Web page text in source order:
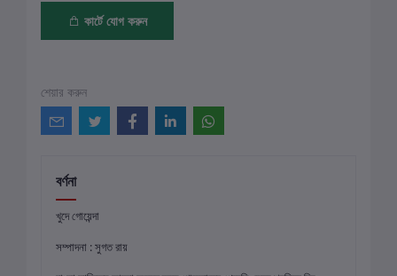
কার্টে যোগ করুন
শেয়ার করুন
বর্ণনা
খুদে গোয়েন্দা
সম্পাদনা : সুগত রায়